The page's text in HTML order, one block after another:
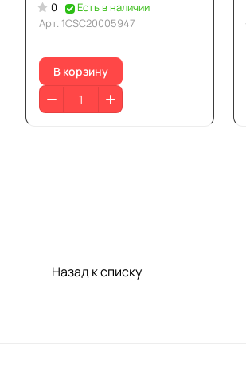
0
Есть в наличии
Арт. 1CSC20005947
В корзину
Назад к списку